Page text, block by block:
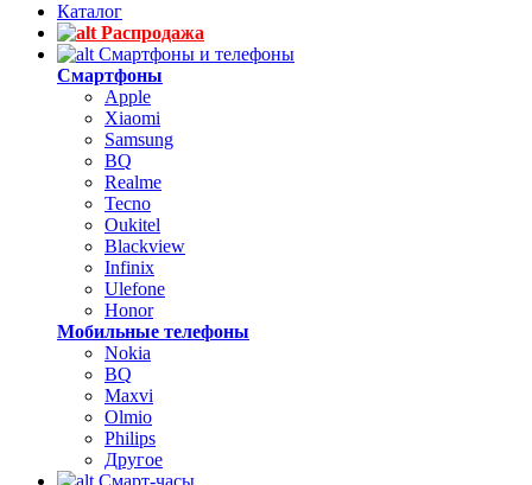
Каталог
Распродажа
Смартфоны и телефоны
Смартфоны
Apple
Xiaomi
Samsung
BQ
Realme
Tecno
Oukitel
Blackview
Infinix
Ulefone
Honor
Мобильные телефоны
Nokia
BQ
Maxvi
Olmio
Philips
Другое
Смарт-часы